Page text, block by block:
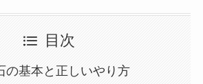
目次
の基本と正しいやり方